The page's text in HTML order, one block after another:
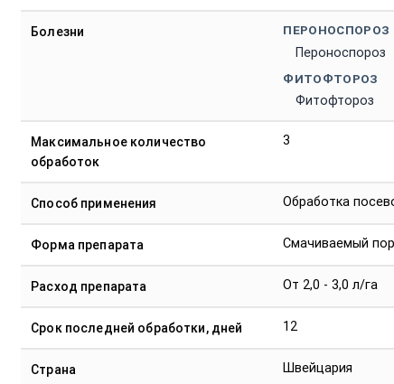
Болезни ПЕРОНОСПОРОЗ
Пероноспороз
ФИТОФТОРОЗ
Фитофтороз
Максимальное количество
обработок
3
Способ применения Обработка
Форма препарата Смачиваемый
Расход препарата От 2,0 - 3,0 л/га
Срок последней обработки, дней 12
Страна Швейцария